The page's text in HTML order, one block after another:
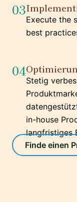
03
Execute the
best
04
Stetig
in-house
langfristiges
Finde einen